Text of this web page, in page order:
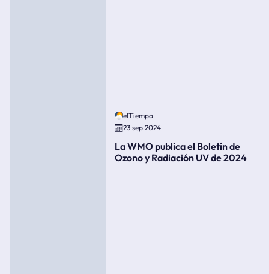
elTiempo
23 sep 2024
La WMO publica el Boletín de
Ozono y Radiación UV de 2024